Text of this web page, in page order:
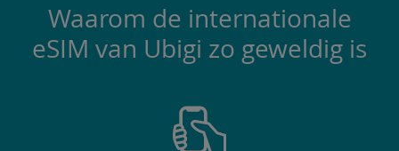
Waarom de internationale
eSIM van Ubigi zo geweldig is